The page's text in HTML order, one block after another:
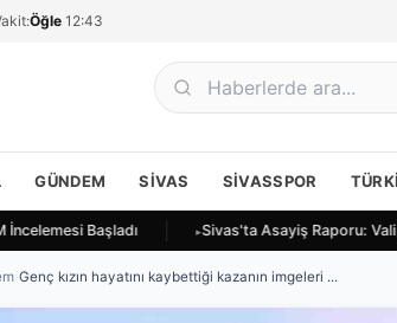
Öğle 12:43
GÜNDEM SIVAS SIVASSPOR
Başladı Sivas'ta Asayiş Raporu: Vali
Genç kızın hayatını kaybettiği kazanın imgeleri ...